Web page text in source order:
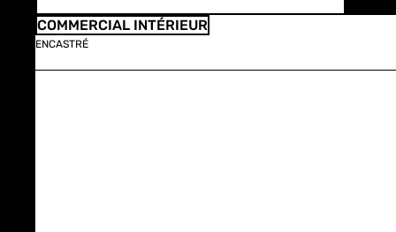
COMMERCIAL INTÉRIEUR
ENCASTRÉ